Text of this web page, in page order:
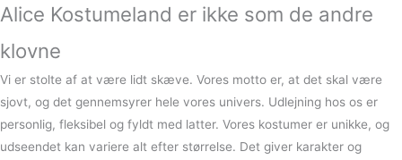
Alice Kostumeland er ikke som de andre
klovne
Vi er stolte af at være lidt skæve. Vores motto er, at det skal være
sjovt, og det gennemsyrer hele vores univers. Udlejning hos os er
personlig, fleksibel og fyldt med latter. Vores kostumer er unikke, og
udseendet kan variere alt efter størrelse. Det giver karakter og